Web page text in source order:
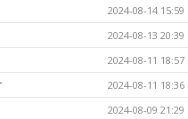
2024-08-14 15:59
2024-08-13 20:39
2024-08-11 18:57
2024-08-11 18:36
2024-08-09 21:29